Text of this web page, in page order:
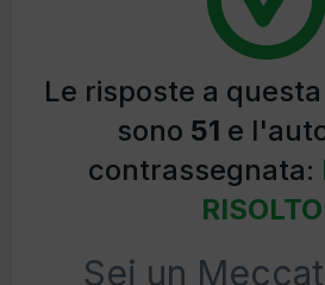
Le risposte a
sono 51 e
contrassegnata:
Sei un